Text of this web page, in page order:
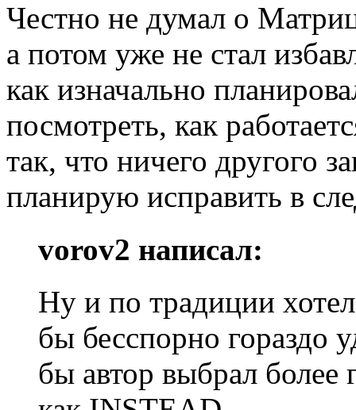
Честно не думал о
а потом уже не стал
как изначально
посмотреть, как
так, что ничего другого
планирую исправить в
vorov2 написал:
Ну и по традиции
бы бесспорно гораздо
бы автор выбрал